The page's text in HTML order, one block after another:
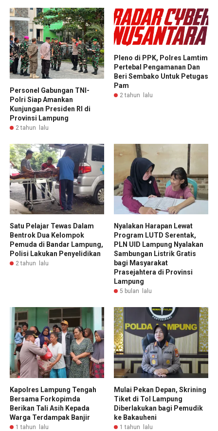
Personel Gabungan TNI-
Polri Siap Amankan
Kunjungan Presiden RI di
Provinsi Lampung
2 tahun lalu
Pleno di PPK, Polres Lamtim
Pertebal Pengamanan Dan
Beri Sembako Untuk Petugas
Pam
2 tahun lalu
Satu Pelajar Tewas Dalam
Bentrok Dua Kelompok
Pemuda di Bandar Lampung,
Polisi Lakukan Penyelidikan
2 tahun lalu
Nyalakan Harapan Lewat
Program LUTD Serentak,
PLN UID Lampung Nyalakan
Sambungan Listrik Gratis
bagi Masyarakat
Prasejahtera di Provinsi
Lampung
5 bulan lalu
Kapolres Lampung Tengah
Bersama Forkopimda
Berikan Tali Asih Kepada
Warga Terdampak Banjir
1 tahun lalu
Mulai Pekan Depan, Skrining
Tiket di Tol Lampung
Diberlakukan bagi Pemudik
ke Bakauheni
1 tahun lalu